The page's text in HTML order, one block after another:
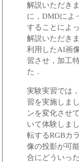
解説いただき
に，DMDによ
することによ
解説いただき
利用したAI画
習させ，加工
た．
実験実習では
習を実施しま
ンを変化させ
いて体験しま
転するRGBカ
像の投影が可
合にどういっ